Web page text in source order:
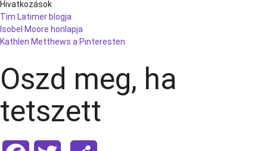
Hivatkozások
Tim Latimer blogja
Isobel Moore honlapja
Kathlen Metthews a Pinteresten
Oszd meg, ha
tetszett